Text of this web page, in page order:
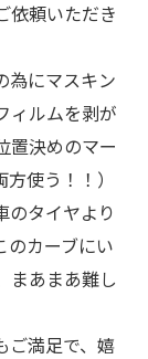
依頼いただき
為にマスキン
ィルムを剥が
置決めのマー
使う！！）
タイヤより
のカーブにい
まあまあ難し
ご満足で、嬉